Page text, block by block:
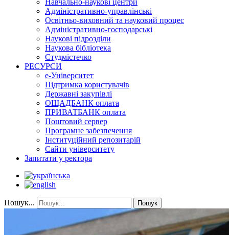
Адміністративно-управлінські
Освітньо-виховний та науковий процес
Адміністративно-господарські
Наукові підрозділи
Наукова бібліотека
Студмістечко
РЕСУРСИ
е-Університет
Підтримка користувачів
Державні закупівлі
ОЩАДБАНК оплата
ПРИВАТБАНК оплата
Поштовий сервер
Програмне забезпечення
Інституційний репозитарій
Сайти університету
Запитати у ректора
Пошук... Пошук